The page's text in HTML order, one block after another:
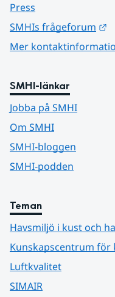
Press
SMHIs frågeforum
Mer
SMHI-länkar
Jobba på SMHI
Om SMHI
SMHI-bloggen
SMHI-podden
Teman
Havsmiljö i kust och
Kunskapscentrum för
Luftkvalitet
SIMAIR